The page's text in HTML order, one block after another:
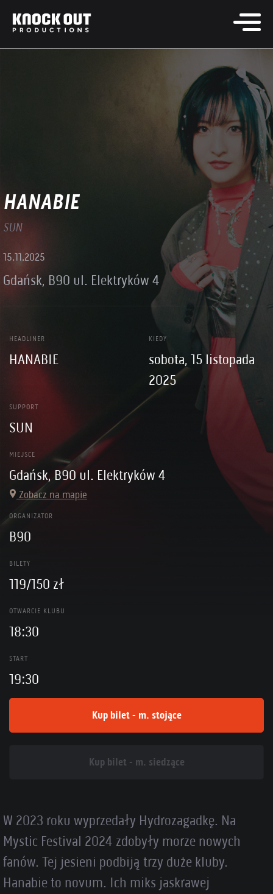
HANABIE
SUN
15.11.2025
Gdańsk, B90 ul. Elektryków 4
HEADLINER
HANABIE
KIEDY
sobota, 15 listopada
2025
SUPPORT
SUN
MIEJSCE
Gdańsk, B90 ul. Elektryków 4
Zobacz na mapie
ORGANIZATOR
B90
BILETY
119/150 zł
OTWARCIE KLUBU
18:30
START
19:30
Kup bilet - m. stojące
Kup bilet - m. siedzące
W 2023 roku wyprzedały Hydrozagadkę. Na
Mystic Festival 2024 zdobyły morze nowych
fanów. Tej jesieni podbiją trzy duże kluby.
Hanabie to novum. Ich miks jaskrawej